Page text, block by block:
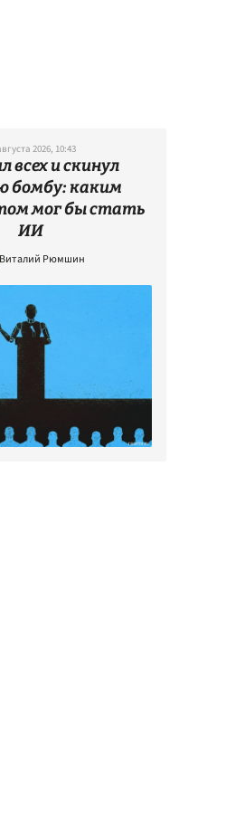
2026, 10:43
всех и скинул
бомбу: каким
мог бы стать
ИИ
Рюмшин